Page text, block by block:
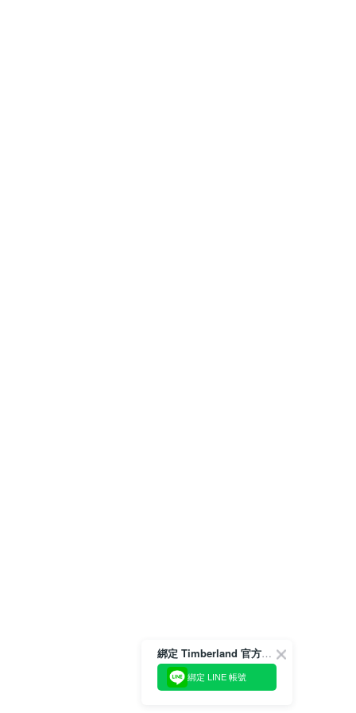
綁定 Timberland 官方會員
綁定 LINE 帳號